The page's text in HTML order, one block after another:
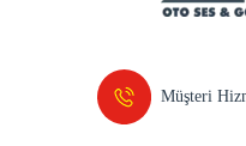
Müşteri